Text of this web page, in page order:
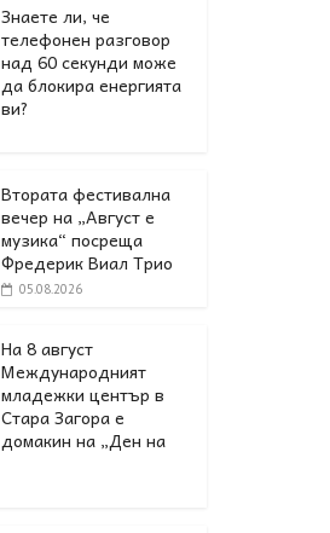
Знаете ли, че
телефонен разговор
над 60 секунди може
да блокира енергията
ви?
Втората фестивална
вечер на „Август е
музика“ посреща
Фредерик Виал Трио
05.08.2026
На 8 август
Международният
младежки център в
Стара Загора е
домакин на „Ден на